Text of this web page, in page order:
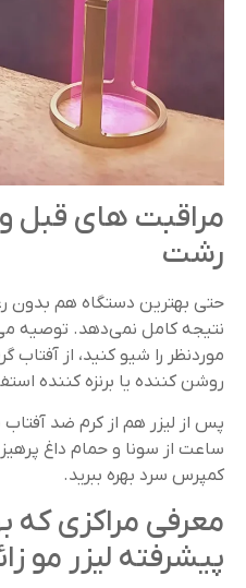
مراقبت‌ های قبل و
رشت
حتی بهترین دستگاه هم بدون
نتیجه کامل نمی‌دهد. توصیه
موردنظر را شیو کنید، از آفتاب
روشن‌ کننده یا برنزه‌ کننده
ساعت از سونا و حمام داغ
کمپرس سرد بهره ببرید.
معرفی مراکزی که
پیشرفته لیزر مو